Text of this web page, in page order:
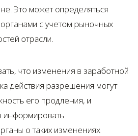
Это может определяться
с учетом рыночных
отрасли.
что изменения в заработной
действия разрешения могут
его продления, и
информировать
о таких изменениях.